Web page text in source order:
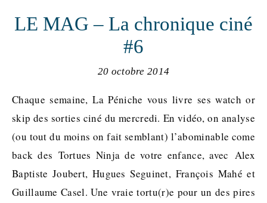
LE MAG – La chronique ciné
#6
20 octobre 2014
Chaque semaine, La Péniche vous livre ses watch or
skip des sorties ciné du mercredi. En vidéo, on analyse
(ou tout du moins on fait semblant) l’abominable come
back des Tortues Ninja de votre enfance, avec Alex
Baptiste Joubert, Hugues Seguinet, François Mahé et
Guillaume Casel. Une vraie tortu(r)e pour un des pires